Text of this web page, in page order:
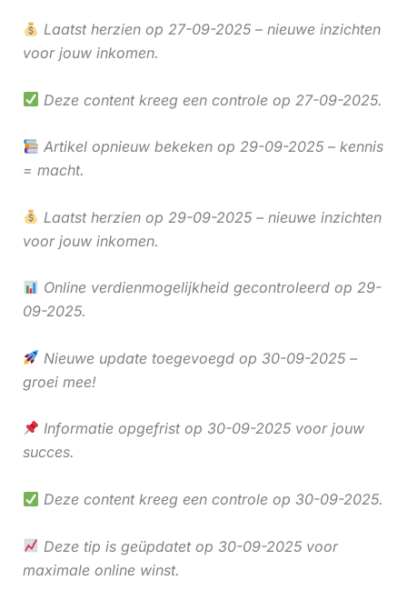
Laatst herzien op 27-09-2025 – nieuwe inzichten
voor jouw inkomen.
Deze content kreeg een controle op 27-09-2025.
Artikel opnieuw bekeken op 29-09-2025 – kennis
= macht.
Laatst herzien op 29-09-2025 – nieuwe inzichten
voor jouw inkomen.
Online verdienmogelijkheid gecontroleerd op 29-
09-2025.
Nieuwe update toegevoegd op 30-09-2025 –
groei mee!
Informatie opgefrist op 30-09-2025 voor jouw
succes.
Deze content kreeg een controle op 30-09-2025.
Deze tip is geüpdatet op 30-09-2025 voor
maximale online winst.